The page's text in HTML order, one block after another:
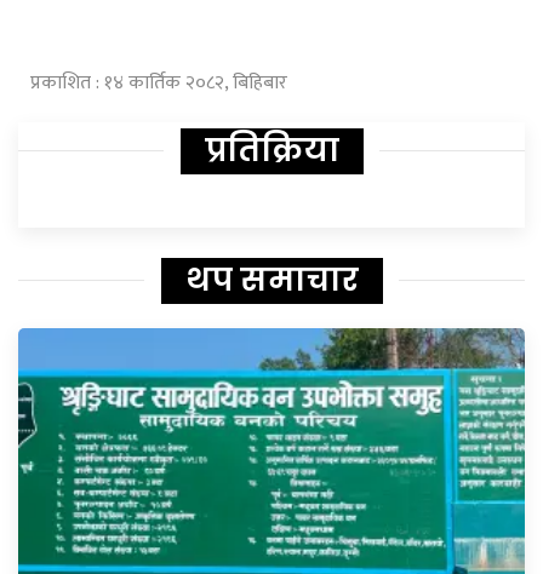
प्रकाशित : १४ कार्तिक २०८२, बिहिबार
प्रतिक्रिया
थप समाचार